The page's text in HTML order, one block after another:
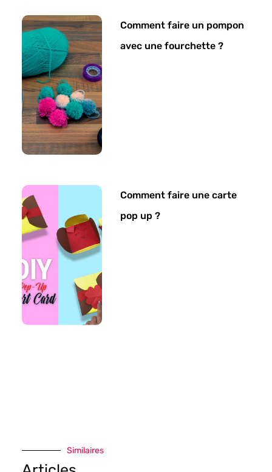
Comment faire un pompon
avec une fourchette ?
Comment faire une carte
pop up ?
Similaires